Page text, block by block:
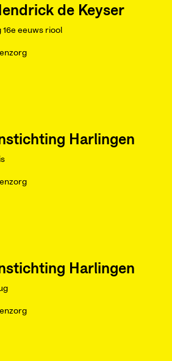
de Keyser
eeuws riool
Harlingen
Harlingen